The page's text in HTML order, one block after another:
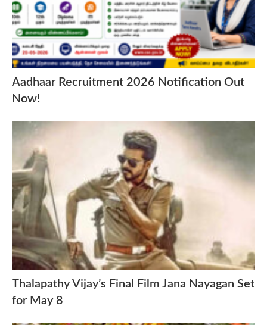
Aadhaar Recruitment 2026 Notification Out
Now!
Thalapathy Vijay’s Final Film Jana Nayagan Set
for May 8